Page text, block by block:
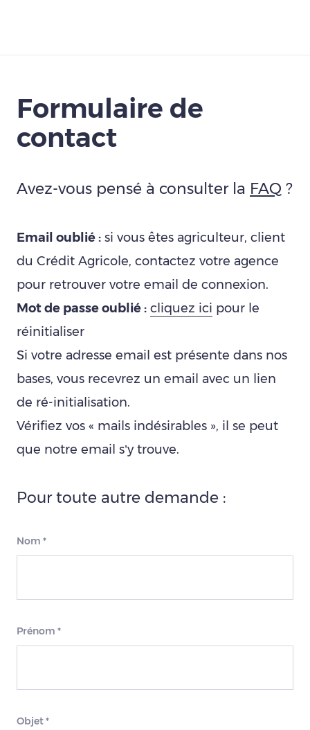
Formulaire de
contact
Avez-vous pensé à consulter la FAQ ?
Email oublié : si vous êtes agriculteur, client
du Crédit Agricole, contactez votre agence
pour retrouver votre email de connexion.
Mot de passe oublié : cliquez ici pour le
réinitialiser
Si votre adresse email est présente dans nos
bases, vous recevrez un email avec un lien
de ré-initialisation.
Vérifiez vos « mails indésirables », il se peut
que notre email s’y trouve.
Pour toute autre demande :
Nom *
Prénom *
Objet*